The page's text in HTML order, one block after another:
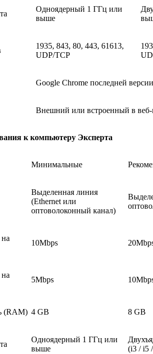
Одноядерный 1 ГГц или
выше
1935, 843, 80, 443, 61613,
UDP/TCP
Google Chrome последней версии
Внешний или встроенный в веб-
к компьютеру Эксперта
Минимальные
Выделенная линия
(Ethernet или
оптоволоконный канал)
10Mbps
5Mbps
(RAM) 4 GB 8 GB
Одноядерный 1 ГГц или
выше
(i3 / i5